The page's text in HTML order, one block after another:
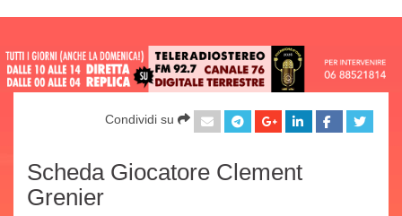
Condividi su
Scheda Giocatore Clement
Grenier